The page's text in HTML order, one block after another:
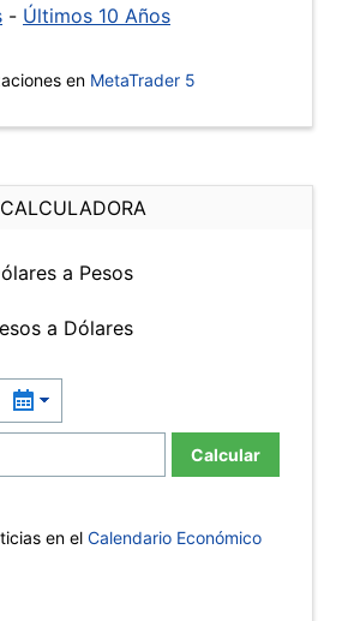
- Últimos 10 Años
en MetaTrader 5
CALCULADORA
a Pesos
a Dólares
Calcular
en el Calendario Económico